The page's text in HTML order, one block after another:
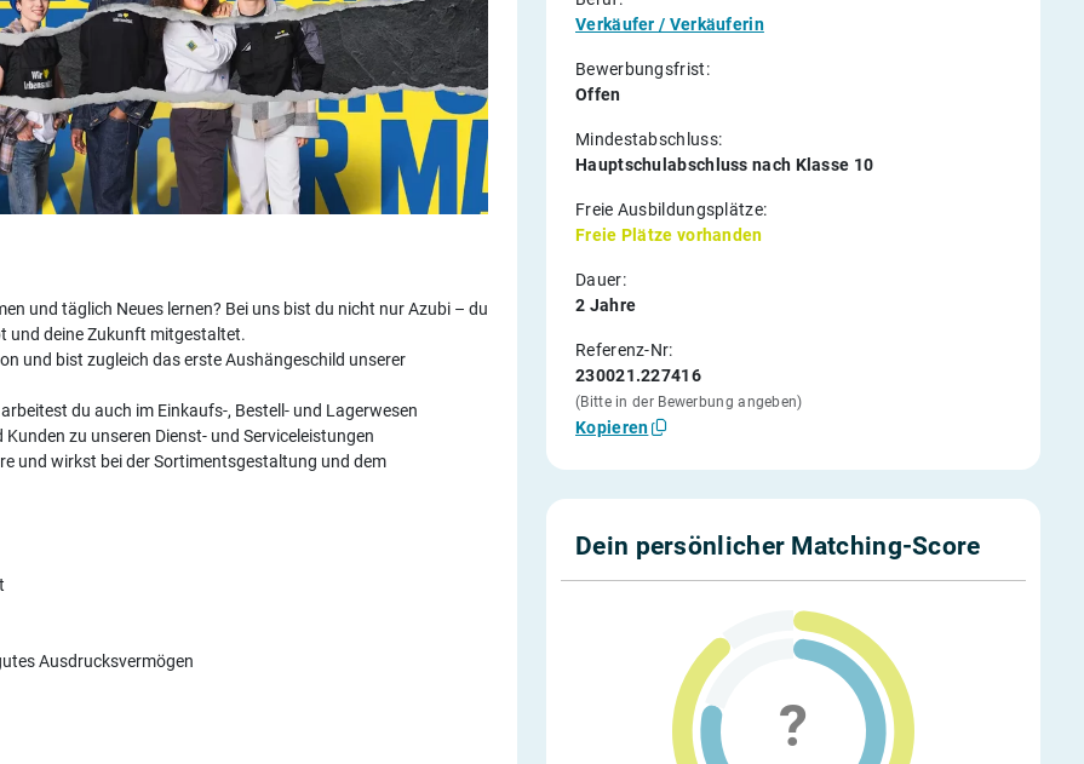
und täglich Neues lernen? Bei uns bist du nicht nur Azubi – du
und deine Zukunft mitgestaltet.
und bist zugleich das erste Aushängeschild unserer
du auch im Einkaufs-, Bestell- und Lagerwesen
zu unseren Dienst- und Serviceleistungen
und wirkst bei der Sortimentsgestaltung und dem
Ausdrucksvermögen
Verkäufer / Verkäuferin
Bewerbungsfrist:
Offen
Mindestabschluss:
Hauptschulabschluss nach Klasse 10
Freie Ausbildungsplätze:
Freie Plätze vorhanden
Dauer:
2 Jahre
Referenz-Nr:
230021.227416
(Bitte in der Bewerbung angeben)
Kopieren
Dein persönlicher Matching-Score